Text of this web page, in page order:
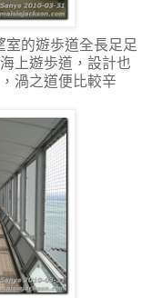
的遊歩道全長足足
上遊歩道，設計也
渦之道便比較辛